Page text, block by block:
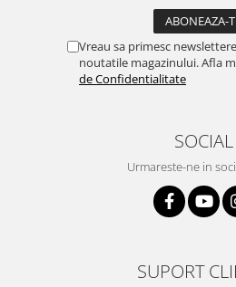
Vreau sa primesc
noutatile magazinului. Afla
de Confidentialitate
SOCIAL
Urmareste-ne in
SUPORT